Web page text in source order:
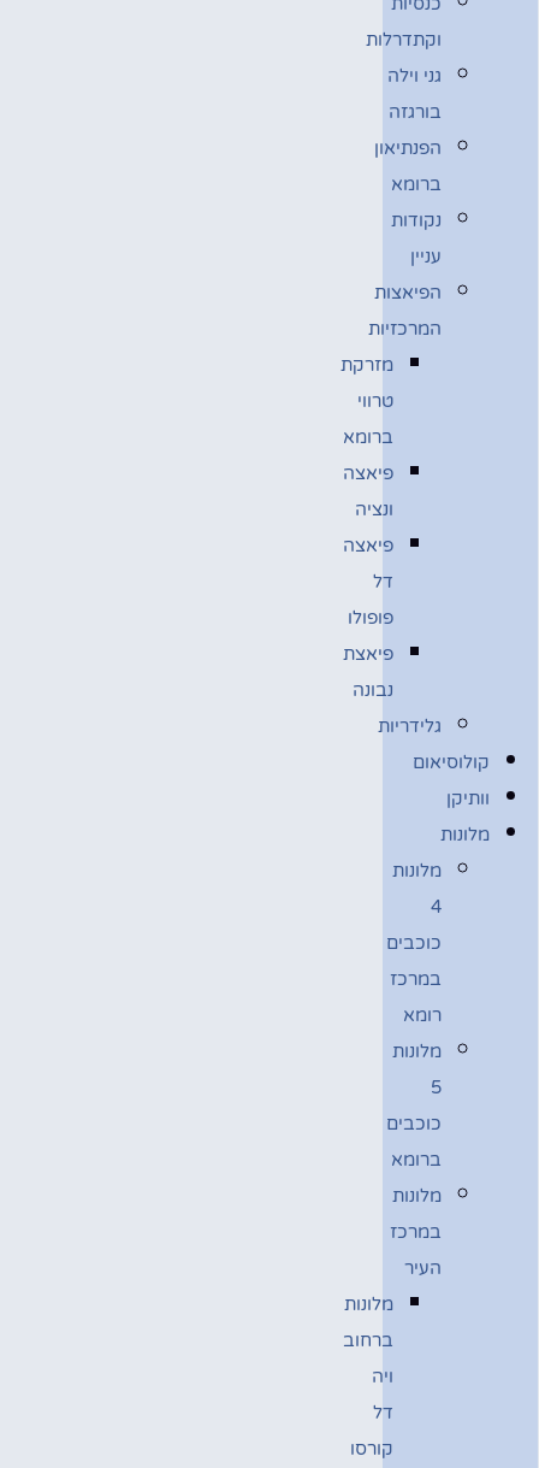
וקתדרלות
גני וילה
בורגזה
הפנתיאון
ברומא
נקודות
עניין
הפיאצות
המרכזיות
מזרקת
טרווי
ברומא
פיאצה
ונציה
פיאצה
דל
פופולו
פיאצת
נבונה
גלידריות
קולוסיאום
וותיקן
מלונות
מלונות
4
כוכבים
במרכז
רומא
מלונות
5
כוכבים
ברומא
מלונות
במרכז
העיר
מלונות
ברחוב
ויה
דל
קורסו